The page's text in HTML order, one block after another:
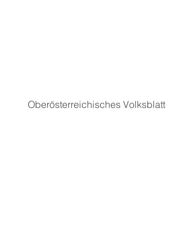
Oberösterreichisches Volksblatt